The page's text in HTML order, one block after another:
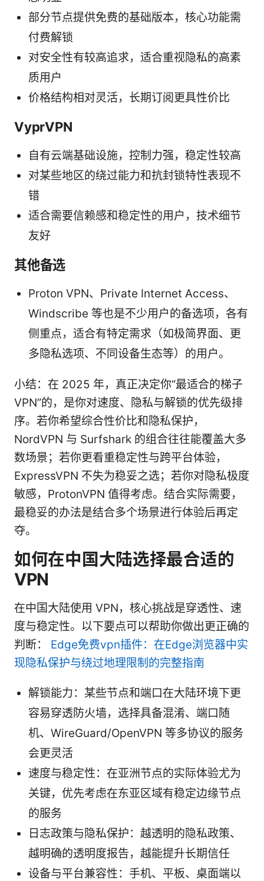
部分节点提供免费的基础版本，核心功能需
付费解锁
对安全性有较高追求，适合重视隐私的高素
质用户
价格结构相对灵活，长期订阅更具性价比
VyprVPN
自有云端基础设施，控制力强，稳定性较高
对某些地区的绕过能力和抗封锁特性表现不
错
适合需要信赖感和稳定性的用户，技术细节
友好
其他备选
Proton VPN、Private Internet Access、
Windscribe 等也是不少用户的备选项，各有
侧重点，适合有特定需求（如极简界面、更
多隐私选项、不同设备生态等）的用户。
小结：在 2025 年，真正决定你“最适合的梯子
VPN”的，是你对速度、隐私与解锁的优先级排
序。若你希望综合性价比和隐私保护，
NordVPN 与 Surfshark 的组合往往能覆盖大多
数场景；若你更看重稳定性与跨平台体验，
ExpressVPN 不失为稳妥之选；若你对隐私极度
敏感，ProtonVPN 值得考虑。结合实际需要，
最稳妥的办法是结合多个场景进行体验后再定
夺。
如何在中国大陆选择最合适的
VPN
在中国大陆使用 VPN，核心挑战是穿透性、速
度与稳定性。以下要点可以帮助你做出更正确的
判断： Edge免费vpn插件：在Edge浏览器中实
现隐私保护与绕过地理限制的完整指南
解锁能力：某些节点和端口在大陆环境下更
容易穿透防火墙，选择具备混淆、端口随
机、WireGuard/OpenVPN 等多协议的服务
会更灵活
速度与稳定性：在亚洲节点的实际体验尤为
关键，优先考虑在东亚区域有稳定边缘节点
的服务
日志政策与隐私保护：越透明的隐私政策、
越明确的透明度报告，越能提升长期信任
设备与平台兼容性：手机、平板、桌面端以